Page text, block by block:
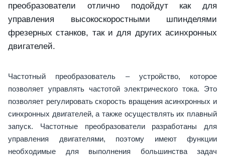
преобразователи отлично подойдут как для
управления высокоскоростными шпинделями
фрезерных станков, так и для других асинхронных
двигателей.
Частотный преобразователь – устройство, которое
позволяет управлять частотой электрического тока. Это
позволяет регулировать скорость вращения асинхронных и
синхронных двигателей, а также осуществлять их плавный
запуск. Частотные преобразователи разработаны для
управления двигателями, поэтому имеют функции
необходимые для выполнения большинства задач